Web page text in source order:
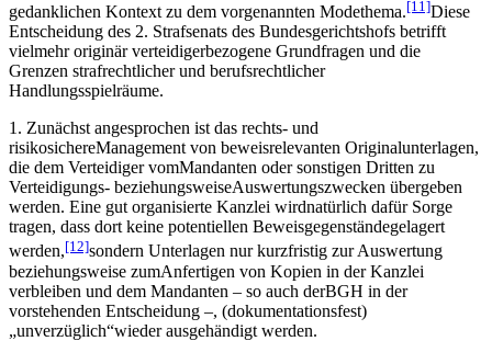
gedanklichen Kontext zu dem vorgenannten Modethema.[11]Diese
Entscheidung des 2. Strafsenats des Bundesgerichtshofs betrifft
vielmehr originär verteidigerbezogene Grundfragen und die
Grenzen strafrechtlicher und berufsrechtlicher
Handlungsspielräume.
1. Zunächst angesprochen ist das rechts- und
risikosichereManagement von beweisrelevanten Originalunterlagen,
die dem Verteidiger vomMandanten oder sonstigen Dritten zu
Verteidigungs- beziehungsweiseAuswertungszwecken übergeben
werden. Eine gut organisierte Kanzlei wirdnatürlich dafür Sorge
tragen, dass dort keine potentiellen Beweisgegenständegelagert
werden,[12]sondern Unterlagen nur kurzfristig zur Auswertung
beziehungsweise zumAnfertigen von Kopien in der Kanzlei
verbleiben und dem Mandanten – so auch derBGH in der
vorstehenden Entscheidung –, (dokumentationsfest)
„unverzüglich“wieder ausgehändigt werden.